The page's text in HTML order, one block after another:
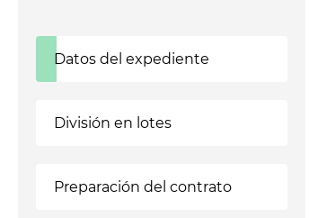
Datos del expediente
División en lotes
Preparación del contrato